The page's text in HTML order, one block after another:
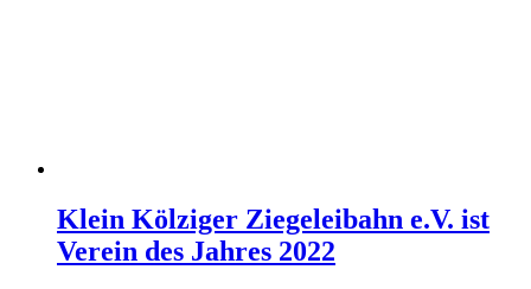
Klein Kölziger Ziegeleibahn e.V. ist
Verein des Jahres 2022